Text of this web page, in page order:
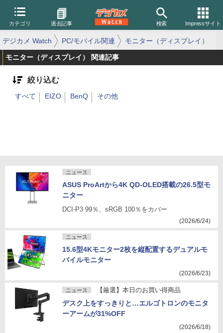
カテゴリ 過去記事 検索 Impressサイト
デジカメ Watch PC/モバイル関連 モニター（ディスプレイ）
モニター（ディスプレイ） 関連記事
絞り込む
すべて EIZO BenQ その他
ニュース
ASUS ProArtから4K QD-OLED搭載の26.5型モ
ニター
DCI-P3 99％、sRGB 100％をカバー
(2026/6/24)
ニュース
15.6型4Kモニター2枚を縦配置するデュアルモ
バイルモニター
(2026/6/23)
ニュース 【厳選】本日のお買い得商品
デスク上をすっきりと…エルゴトロンのモニタ
ーアームが31%OFF
(2026/6/18)